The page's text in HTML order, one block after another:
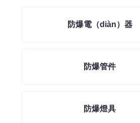
防爆電（diàn）器
防爆管件
防爆燈具